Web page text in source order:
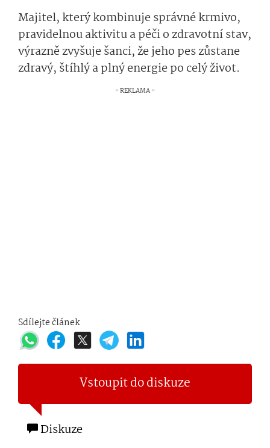
Majitel, který kombinuje správné krmivo,
pravidelnou aktivitu a péči o zdravotní stav,
výrazně zvyšuje šanci, že jeho pes zůstane
zdravý, štíhlý a plný energie po celý život.
Sdílejte článek
Vstoupit do diskuze
Diskuze